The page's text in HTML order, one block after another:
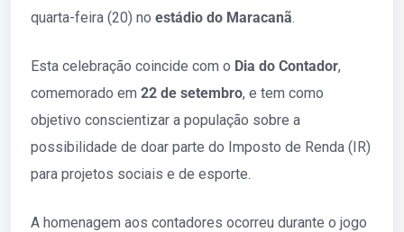
quarta-feira (20) no estádio do Maracanã.
Esta celebração coincide com o Dia do Contador,
comemorado em 22 de setembro, e tem como
objetivo conscientizar a população sobre a
possibilidade de doar parte do Imposto de Renda (IR)
para projetos sociais e de esporte.
A homenagem aos contadores ocorreu durante o jogo